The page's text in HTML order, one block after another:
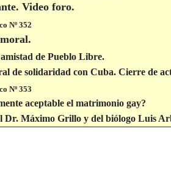
Video foro.
Nº 352
de Pueblo Libre.
de solidaridad con Cuba. Cierre de
Nº 353
aceptable el matrimonio gay?
Dr. Máximo Grillo y del biólogo Luis